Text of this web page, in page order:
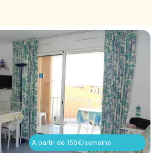
A partir de 150€/semaine